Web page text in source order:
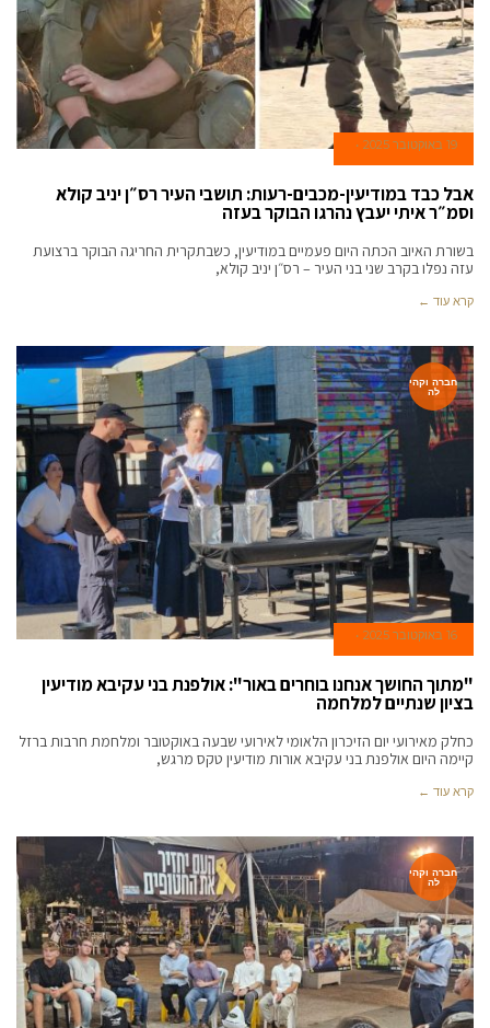
19 באוקטובר 2025
אבל כבד במודיעין-מכבים-רעות: תושבי העיר רס״ן יניב קולא
וסמ״ר איתי יעבץ נהרגו הבוקר בעזה
בשורת האיוב הכתה היום פעמיים במודיעין, כשבתקרית החריגה הבוקר ברצועת
עזה נפלו בקרב שני בני העיר – רס״ן יניב קולא,
קרא עוד ←
חברה וקהי
לה
16 באוקטובר 2025
"מתוך החושך אנחנו בוחרים באור": אולפנת בני עקיבא מודיעין
בציון שנתיים למלחמה
כחלק מאירועי יום הזיכרון הלאומי לאירועי שבעה באוקטובר ומלחמת חרבות ברזל
קיימה היום אולפנת בני עקיבא אורות מודיעין טקס מרגש,
קרא עוד ←
חברה וקהי
לה